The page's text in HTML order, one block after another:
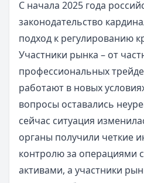
С начала 2025 года
законодательство
подход к регулированию
Участники рынка – от
профессиональных
работают в новых
вопросы оставались
сейчас ситуация
органы получили четкие
контролю за операциями
активами, а участники